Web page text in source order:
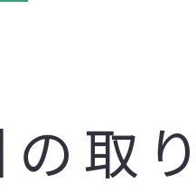
の取